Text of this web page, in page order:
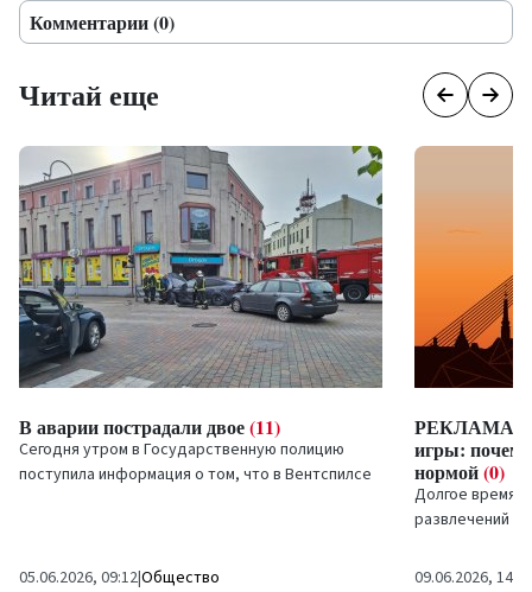
Комментарии (0)
Читай еще
В аварии пострадали двое(11)
Сегодня утром в Государственную полицию
поступила информация о том, что в Вентспилсе
05.06.2026, 09:12|Общество
РЕКЛАМА:
игры: почему
нормой(0)
Долгое время
развлечений
Операторы
09.06.2026, 14:25